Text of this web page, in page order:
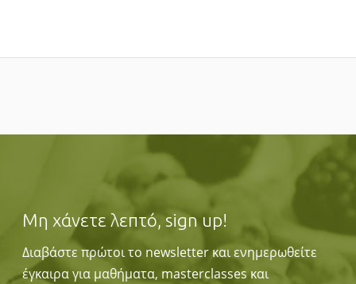
Μη χάνετε λεπτό, sign up!
Διαβάστε πρώτοι το newsletter και ενημερωθείτε
έγκαιρα για μαθήματα, masterclasses και